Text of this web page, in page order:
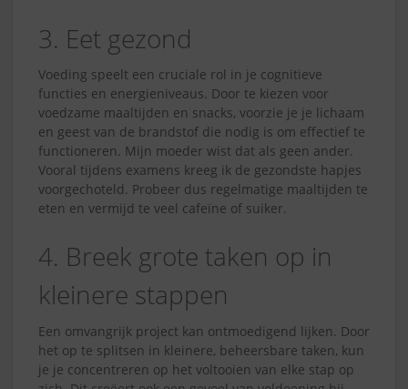
3. Eet gezond
Voeding speelt een cruciale rol in je cognitieve
functies en energieniveaus. Door te kiezen voor
voedzame maaltijden en snacks, voorzie je je lichaam
en geest van de brandstof die nodig is om effectief te
functioneren. Mijn moeder wist dat als geen ander.
Vooral tijdens examens kreeg ik de gezondste hapjes
voorgechoteld. Probeer dus regelmatige maaltijden te
eten en vermijd te veel cafeïne of suiker.
4. Breek grote taken op in
kleinere stappen
Een omvangrijk project kan ontmoedigend lijken. Door
het op te splitsen in kleinere, beheersbare taken, kun
je je concentreren op het voltooien van elke stap op